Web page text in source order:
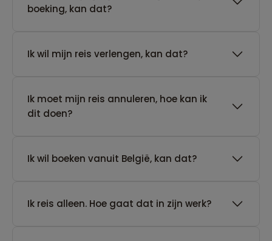
boeking, kan dat?
Ik wil mijn reis verlengen, kan dat?
Ik moet mijn reis annuleren, hoe kan ik
dit doen?
Ik wil boeken vanuit België, kan dat?
​Ik reis alleen. Hoe gaat dat in zijn werk?